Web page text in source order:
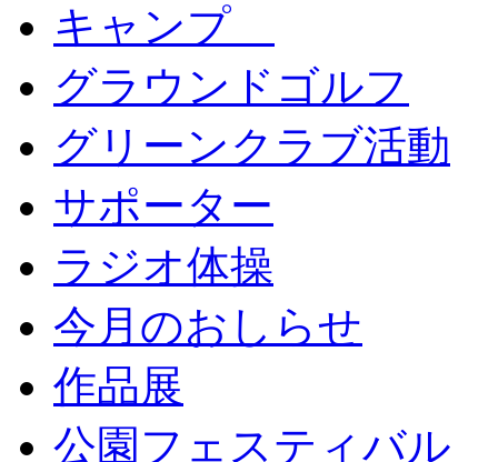
キャンプ
グラウンドゴルフ
グリーンクラブ活動
サポーター
ラジオ体操
今月のおしらせ
作品展
公園フェスティバル